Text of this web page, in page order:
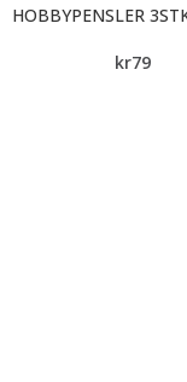
HOBBYPENSLER
kr79